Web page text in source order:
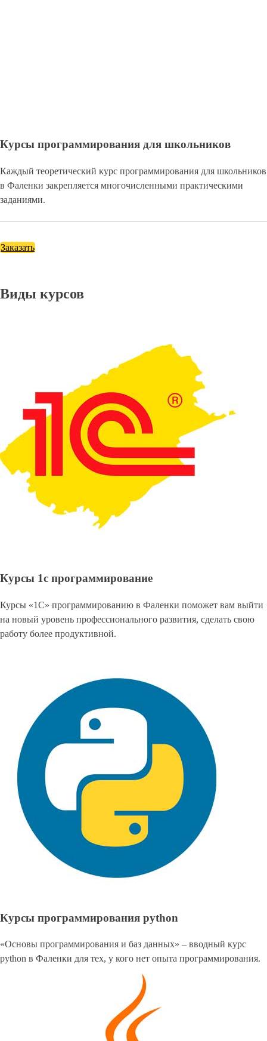
Курсы программирования для школьников
Каждый теоретический курс программирования для школьников
в Фаленки закрепляется многочисленными практическими
заданиями.
Заказать
Виды курсов
Курсы 1с программирование
Курсы «1С» программированию в Фаленки поможет вам выйти
на новый уровень профессионального развития, сделать свою
работу более продуктивной.
Курсы программирования python
«Основы программирования и баз данных» – вводный курс
python в Фаленки для тех, у кого нет опыта программирования.